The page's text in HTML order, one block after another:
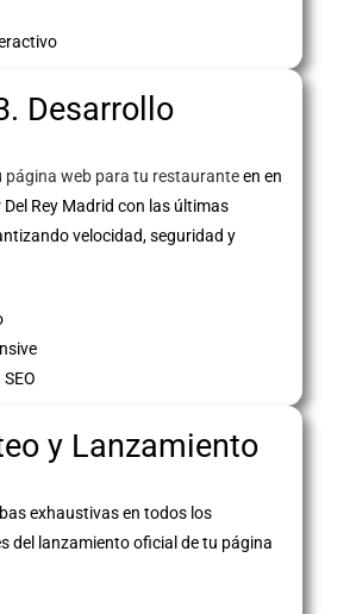
Desarrollo
página web para tu restauranteen en
Rey Madrid con las últimas
velocidad, seguridad y
y Lanzamiento
exhaustivas en todos los
del lanzamiento oficial de tu página